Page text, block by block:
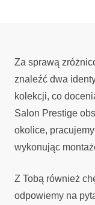
Za sprawą
znaleźć dwa
kolekcji, co
Salon Prestige
okolice,
wykonując
Z Tobą również
odpowiemy na